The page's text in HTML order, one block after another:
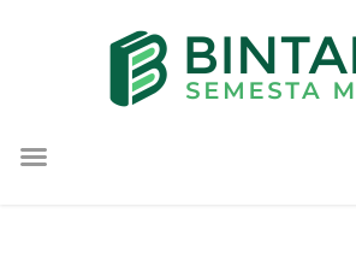
konten